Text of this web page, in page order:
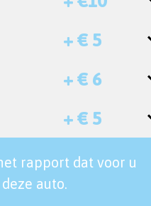
+ € 5
+ € 6
+ € 5
rapport dat voor u
auto.